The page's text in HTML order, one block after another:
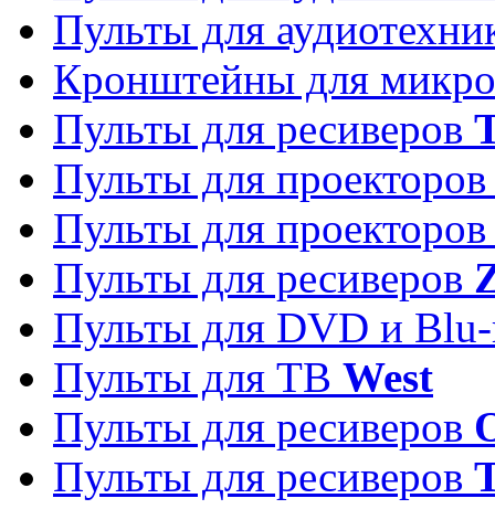
Пульты для
Кронштейны для
Пульты для ресиверов
Пульты для
Пульты для
Пульты для ресиверов
Пульты для DVD и
Пульты для ТВ West
Пульты для ресиверов
Пульты для ресиверов